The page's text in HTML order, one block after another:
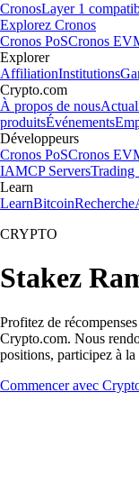
CronosLayer 1
Explorez Cronos
Cronos PoSCronos
Explorer
AffiliationInstitutions
Crypto.com
À propos de nous
produitsÉvénements
Développeurs
Cronos PoSCronos
IAMCP ServersTrading
Learn
LearnBitcoinRecherche
CRYPTO
Stakez
Profitez de
Crypto.com. Nous
positions, participez à
Commencer avec